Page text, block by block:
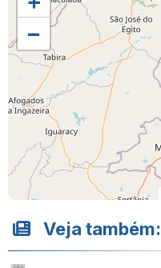
−
Veja também: